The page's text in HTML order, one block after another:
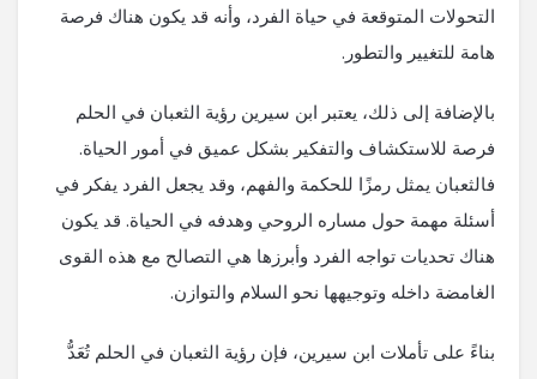
التحولات المتوقعة في حياة الفرد، وأنه قد يكون هناك فرصة
هامة للتغيير والتطور.
بالإضافة إلى ذلك، يعتبر ابن سيرين رؤية الثعبان في الحلم
فرصة للاستكشاف والتفكير بشكل عميق في أمور الحياة.
فالثعبان يمثل رمزًا للحكمة والفهم، وقد يجعل الفرد يفكر في
أسئلة مهمة حول مساره الروحي وهدفه في الحياة. قد يكون
هناك تحديات تواجه الفرد وأبرزها هي التصالح مع هذه القوى
الغامضة داخله وتوجيهها نحو السلام والتوازن.
بناءً على تأملات ابن سيرين، فإن رؤية الثعبان في الحلم تُعَدُّ